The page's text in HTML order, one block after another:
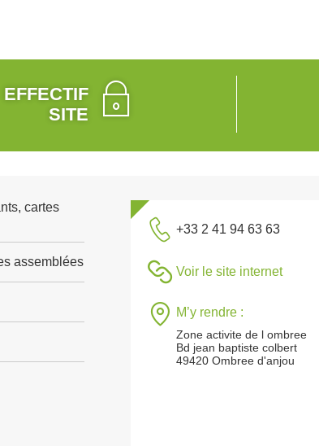
EFFECTIF
SITE
cartes
assemblées
+33 2 41 94 63 63
Voir le site internet
M’y rendre :
Zone activite de l ombree
Bd jean baptiste colbert
49420 Ombree d'anjou